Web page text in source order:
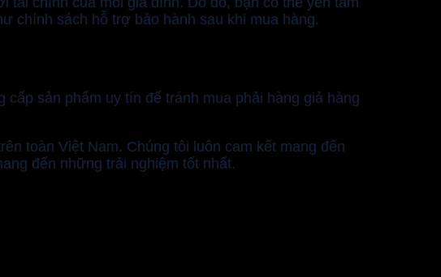
chính sách hỗ trợ bảo hành sau khi mua hàng.
sản phẩm uy tín để tránh mua phải hàng giả hàng
toàn Việt Nam. Chúng tôi luôn cam kết mang đến
đến những trải nghiệm tốt nhất.